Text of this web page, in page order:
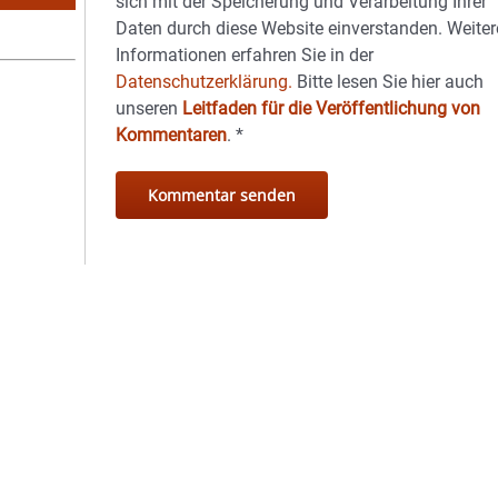
Daten durch diese Website einverstanden.
Informationen erfahren Sie in der
Datenschutzerklärung. Bitte lesen Sie hier auch
unseren Leitfaden für die Veröffentlichung von
Kommentaren.*